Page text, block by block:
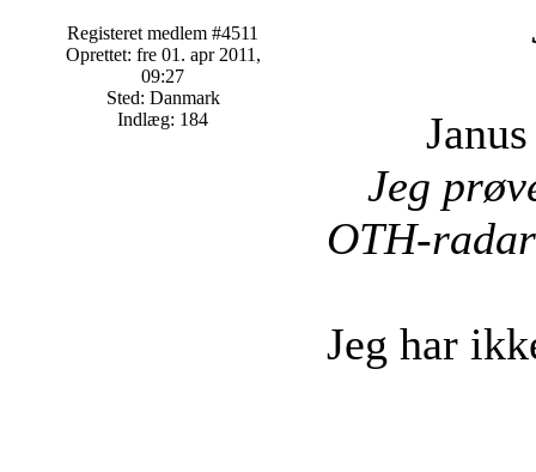
Registeret medlem #4511
Oprettet: fre 01. apr 2011,
09:27
Sted: Danmark
Indlæg: 184
Jeg
OTH-
Jeg har